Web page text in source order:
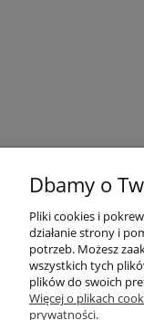
Dbamy o
Pliki cookies i
działanie strony i
potrzeb. Możesz
wszystkich tych
plików do swoich
Więcej o plikach
prywatności.